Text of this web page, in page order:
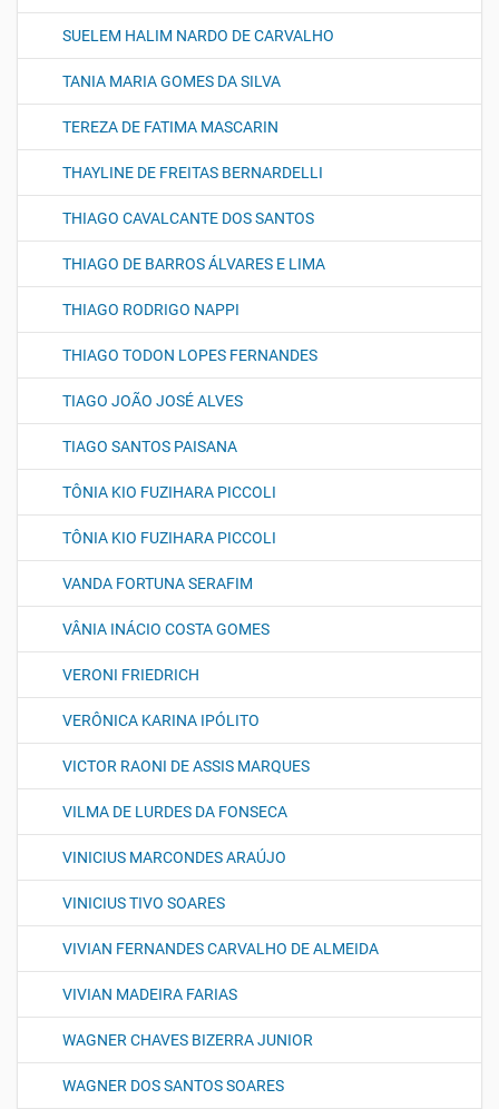
SUELEM HALIM NARDO DE CARVALHO
TANIA MARIA GOMES DA SILVA
TEREZA DE FATIMA MASCARIN
THAYLINE DE FREITAS BERNARDELLI
THIAGO CAVALCANTE DOS SANTOS
THIAGO DE BARROS ÁLVARES E LIMA
THIAGO RODRIGO NAPPI
THIAGO TODON LOPES FERNANDES
TIAGO JOÃO JOSÉ ALVES
TIAGO SANTOS PAISANA
TÔNIA KIO FUZIHARA PICCOLI
TÔNIA KIO FUZIHARA PICCOLI
VANDA FORTUNA SERAFIM
VÂNIA INÁCIO COSTA GOMES
VERONI FRIEDRICH
VERÔNICA KARINA IPÓLITO
VICTOR RAONI DE ASSIS MARQUES
VILMA DE LURDES DA FONSECA
VINICIUS MARCONDES ARAÚJO
VINICIUS TIVO SOARES
VIVIAN FERNANDES CARVALHO DE ALMEIDA
VIVIAN MADEIRA FARIAS
WAGNER CHAVES BIZERRA JUNIOR
WAGNER DOS SANTOS SOARES